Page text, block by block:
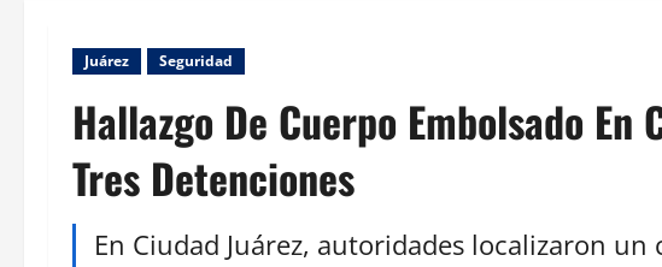
Juárez Seguridad
Hallazgo De Cuerpo Embolsado En
Tres Detenciones
En Ciudad Juárez, autoridades localizaron